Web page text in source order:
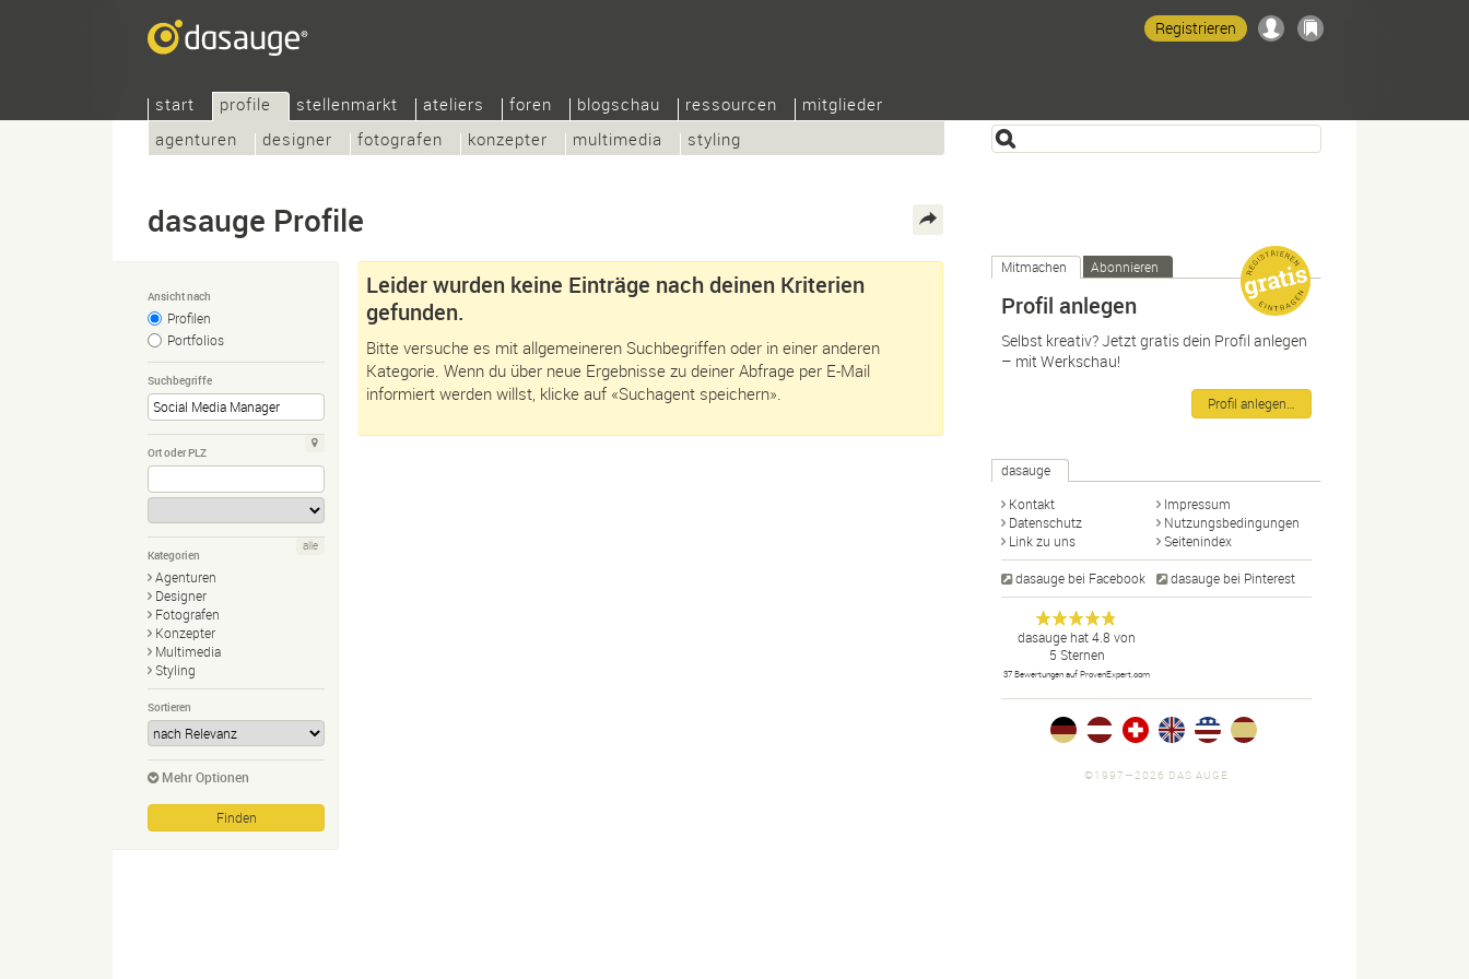
start
profile
agenturen
designer fotografen konzepter multimedia styling
stellenmarkt ateliers foren blogschau ressourcen mitglieder
Registrieren
dasauge Profile
Ansicht nach
Profilen
Portfolios
Suchbegriffe
Ort oder PLZ
Kategorien
Agenturen
Designer
Fotografen
Konzepter
Multimedia
Styling
alle
Sortieren
Mehr Optionen
Leider wurden keine Einträge nach deinen Kriterien
gefunden.
Bitte versuche es mit allgemeineren Suchbegriffen oder in einer anderen
Kategorie. Wenn du über neue Ergebnisse zu deiner Abfrage per E-Mail
informiert werden willst, klicke auf «Suchagent speichern».
Mitmachen Abonnieren
Profil anlegen
Selbst kreativ? Jetzt gratis dein Profil anlegen
– mit Werkschau!
Profil anlegen…
dasauge
Kontakt
Impressum
Datenschutz
Nutzungsbedingungen
Link zu uns
Seitenindex
dasauge bei Facebook dasauge bei Pinterest
dasauge
Designer,
Fotografen,
Agenturen,
Portfolios
und Jobs.
Anonym
dasauge hat4.8 von
5 Sternen
37 Bewertungen auf ProvenExpert.com
©1997—2026 DAS AUGE